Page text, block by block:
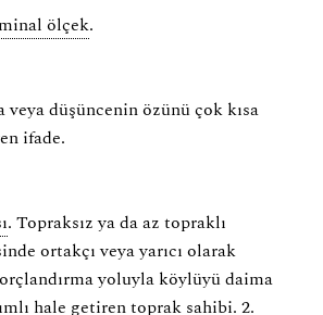
ölçek.
düşüncenin özünü çok kısa
ifade.
. Topraksız ya da az topraklı
ortakçı veya yarıcı olarak
yoluyla köylüyü daima
hale getiren toprak sahibi. 2.